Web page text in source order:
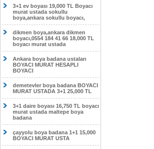
3+1 ev boyası 19,000 TL Boyacı
murat ustada sokullu
boya,ankara sokullu boyacı,
dikmen boya,ankara dikmen
boyacı,0554 184 41 66 18,000 TL
boyacı murat ustada
Ankara boya badana ustaları
BOYACI MURAT HESAPLI
BOYACI
demetevler boya badana BOYACI
MURAT USTADA 3+1 25,000 TL
3+1 daire boyası 16,750 TL boyacı
murat ustada maltepe boya
badana
çayyolu boya badana 1+1 15,000
BOYACI MURAT USTA